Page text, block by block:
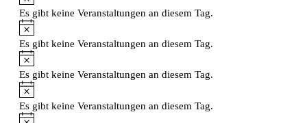
Es gibt keine Veranstaltungen an diesem Tag.
Hinweis
Es gibt keine Veranstaltungen an diesem Tag.
Hinweis
Es gibt keine Veranstaltungen an diesem Tag.
Hinweis
Es gibt keine Veranstaltungen an diesem Tag.
Hinweis